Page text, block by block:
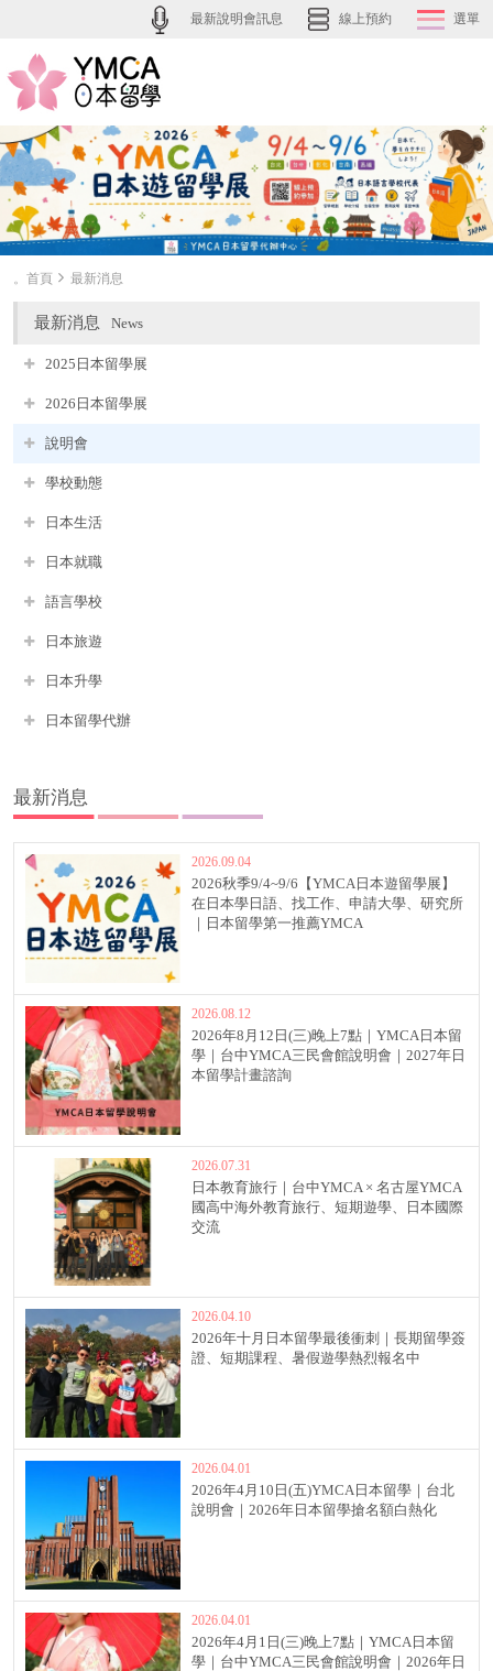
最新說明會訊息 線上預約 選單
。首頁 最新消息
最新消息 News
2025日本留學展
2026日本留學展
說明會
學校動態
日本生活
日本就職
語言學校
日本旅遊
日本升學
日本留學代辦
最新消息
2026.09.04
2026秋季9/4~9/6【YMCA日本遊留學展】
在日本學日語、找工作、申請大學、研究所
｜日本留學第一推薦YMCA
2026.08.12
2026年8月12日(三)晚上7點｜YMCA日本留
學｜台中YMCA三民會館說明會｜2027年日
本留學計畫諮詢
2026.07.31
日本教育旅行｜台中YMCA × 名古屋YMCA
國高中海外教育旅行、短期遊學、日本國際
交流
2026.04.10
2026年十月日本留學最後衝刺｜長期留學簽
證、短期課程、暑假遊學熱烈報名中
2026.04.01
2026年4月10日(五)YMCA日本留學｜台北
說明會｜2026年日本留學搶名額白熱化
2026.04.01
2026年4月1日(三)晚上7點｜YMCA日本留
學｜台中YMCA三民會館說明會｜2026年日